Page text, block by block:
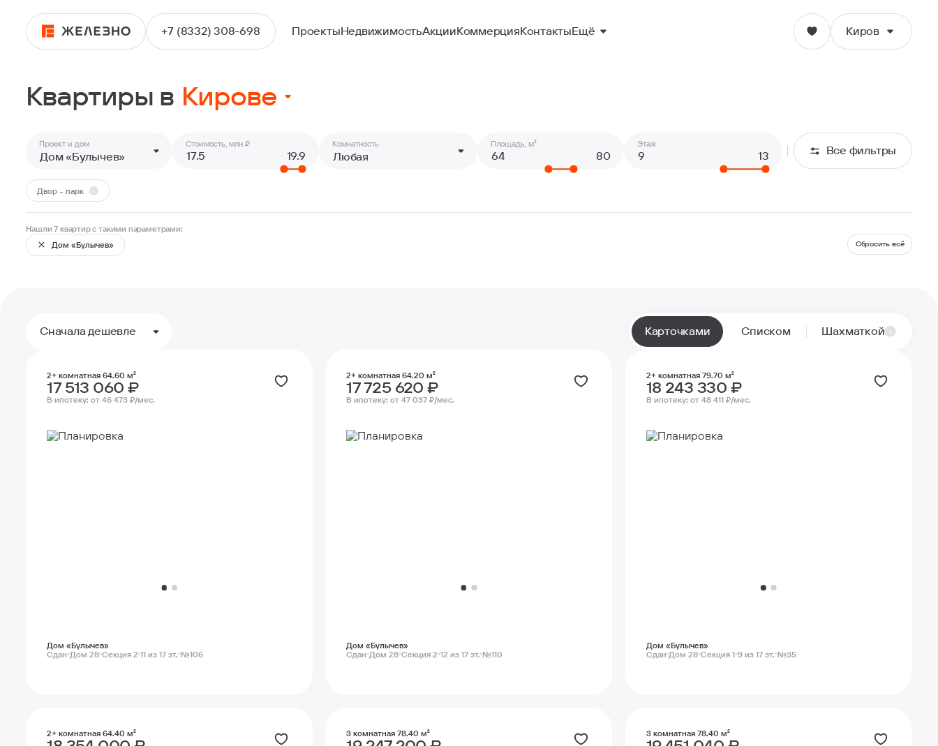
+7 (8332) 308-698 ПроектыНедвижимостьАкцииКоммерцияКонтактыЕщё Киров
Ульяновск
Квартиры
Квартиры в Кирове
Киров
Волгоград
Проект и дом
Дом «Булычев»
Стоимость, млн ₽ Комнатность
Любая
Площадь, м² Этаж
Все фильтры
Двор - парк
Нашли 7 квартир с такими параметрами:
Дом «Булычев»
Сбросить всё
Сначала дешевле Карточками Списком Шахматкой
2+ комнатная 64.60 м²
17 513 060 ₽
В ипотеку:от 46 473 ₽/мес.
Дом «Булычев»
Сдан Дом 28 Секция 2 11 из 17 эт. №106
2+ комнатная 64.20 м²
17 725 620 ₽
В ипотеку:от 47 037 ₽/мес.
Дом «Булычев»
Сдан Дом 28 Секция 2 12 из 17 эт. №110
2+ комнатная 79.70 м²
18 243 330 ₽
В ипотеку: от 48 411 ₽/мес.
Дом «Булычев»
Сдан Дом 28 Секция 1 9 из 17 эт. №35
2+ комнатная 64.40 м² 3 комнатная 78.40 м² 3 комнатная 78.40 м²